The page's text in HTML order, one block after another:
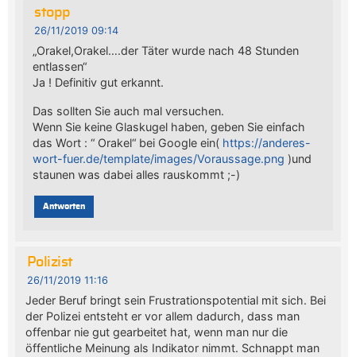
stopp
26/11/2019 09:14
„Orakel,Orakel….der Täter wurde nach 48 Stunden
entlassen“
Ja ! Definitiv gut erkannt.
Das sollten Sie auch mal versuchen.
Wenn Sie keine Glaskugel haben, geben Sie einfach
das Wort : “ Orakel“ bei Google ein( https://anderes-
wort-fuer.de/template/images/Voraussage.png )und
staunen was dabei alles rauskommt ;-)
Antworten
Polizist
26/11/2019 11:16
Jeder Beruf bringt sein Frustrationspotential mit sich. Bei
der Polizei entsteht er vor allem dadurch, dass man
offenbar nie gut gearbeitet hat, wenn man nur die
öffentliche Meinung als Indikator nimmt. Schnappt man